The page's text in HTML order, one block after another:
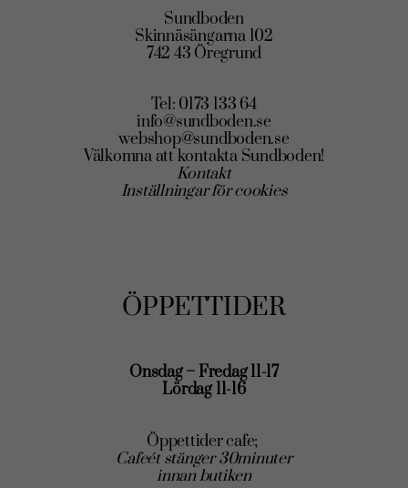
Sundboden
Skinnäsängarna 102
742 43 Öregrund
Tel: 0173 133 64
info@sundboden.se
webshop@sundboden.se
Välkomna att kontakta Sundboden!
Kontakt
Inställningar för cookies
ÖPPETTIDER
Onsdag – Fredag 11-17
Lördag 11-16
Öppettider cafe;
Cafeét stänger 30minuter
innan butiken